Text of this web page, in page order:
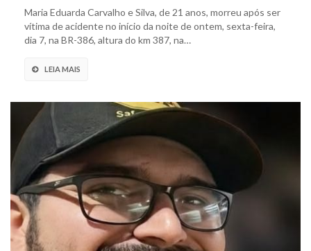
Maria Eduarda Carvalho e Silva, de 21 anos, morreu após ser
vítima de acidente no início da noite de ontem, sexta-feira,
dia 7, na BR-386, altura do km 387, na…
LEIA MAIS